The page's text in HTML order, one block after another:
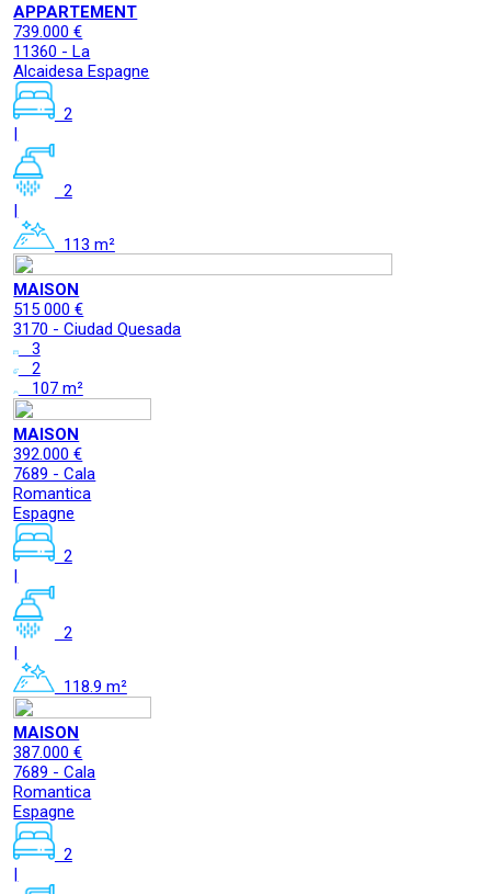
APPARTEMENT
739.000 €
11360 - La
Alcaidesa Espagne
2
|
2
|
113 m²
MAISON
515 000 €
3170 - Ciudad Quesada
3
2
107 m²
MAISON
392.000 €
7689 - Cala
Romantica
Espagne
2
|
2
|
118.9 m²
MAISON
387.000 €
7689 - Cala
Romantica
Espagne
2
|